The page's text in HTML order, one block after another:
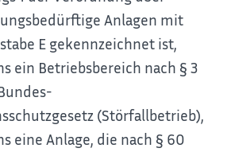
Anlagen mit
E gekennzeichnet ist,
ein Betriebsbereich nach § 3
(Störfallbetrieb),
eine Anlage, die nach § 60